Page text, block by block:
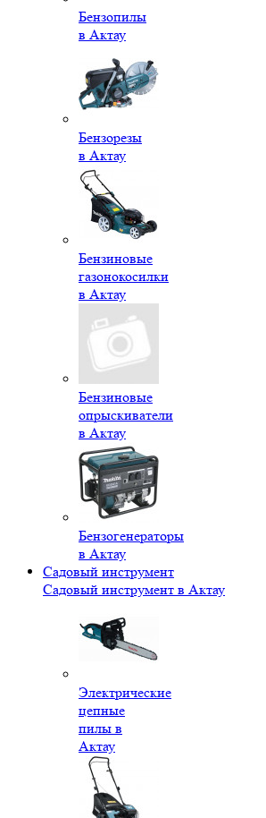
Бензопилы
в Актау
Бензорезы
в Актау
Бензиновые
газонокосилки
в Актау
Бензиновые
опрыскиватели
в Актау
Бензогенераторы
в Актау
Садовый инструмент
Садовый инструмент в Актау
Электрические
цепные
пилы в
Актау